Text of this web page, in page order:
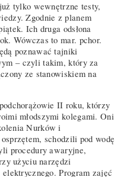
tylko wewnętrzne testy,
Zgodnie z planem
Ich druga odsłona
Wówczas to mar. pchor.
poznawać tajniki
– czyli takim, który za
ze stanowiskiem na
II roku, którzy
młodszymi kolegami. Oni
Nurków i
schodzili pod wodę
procedury awaryjne,
użyciu narzędzi
Program zajęć